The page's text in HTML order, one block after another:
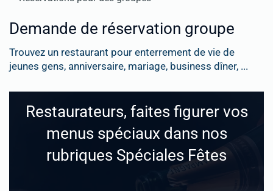
Demande de réservation groupe
Trouvez un restaurant pour enterrement de vie de
jeunes gens, anniversaire, mariage, business dîner, ...
Restaurateurs, faites figurer vos
menus spéciaux dans nos
rubriques Spéciales Fêtes